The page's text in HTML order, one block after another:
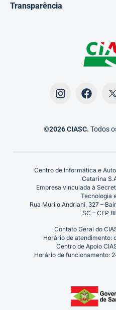
Transparência
©2026 CIASC. Todos
Centro de Informática e
Catarina
Empresa vinculada à
Tecnologia
Rua Murilo Andriani, 327 –
SC – CEP
Contato Geral do
Horário de atendimento:
Centro de Apoio
Horário de funcionamento: